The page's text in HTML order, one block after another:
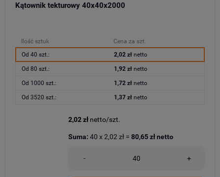
Kątownik tekturowy 40x40x2000
Ilość sztuk
Cena za szt.
Od 40 szt.:
2,02 złnetto
Od 80 szt.: 1,92 złnetto
Od 1000 szt.: 1,72 złnetto
Od 3520 szt.: 1,37 złnetto
2,02 zł netto/szt.
- +
Suma: 40 x2,02 zł = 80,65 złnetto